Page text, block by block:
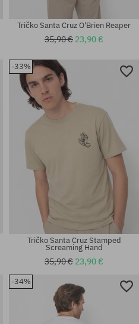
Dostupné veľkosti:
M
Dostupné veľkosti:
Tričko Santa Cruz O'Brien Reaper
35,90 € 23,90 €
-33%
Tričko Santa Cruz Stamped
Screaming Hand
35,90 € 23,90 €
-34%